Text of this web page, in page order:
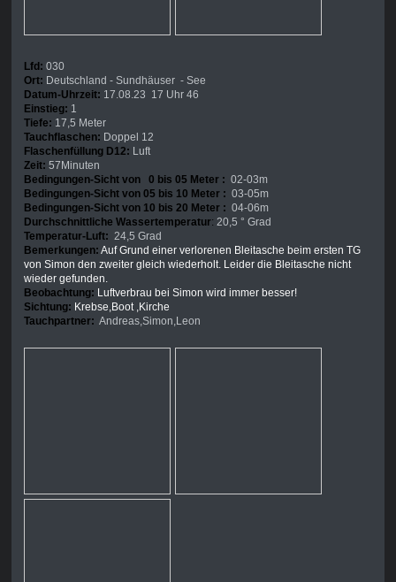
Lfd: 030
Ort: Deutschland - Sundhäuser - See
Datum-Uhrzeit: 17.08.23 17 Uhr 46
Einstieg: 1
Tiefe: 17,5 Meter
Tauchflaschen: Doppel 12
Flaschenfüllung D12: Luft
Zeit: 57Minuten
Bedingungen-Sicht von 0 bis 05 Meter : 02-03m
Bedingungen-Sicht von 05 bis 10 Meter : 03-05m
Bedingungen-Sicht von 10 bis 20 Meter : 04-06m
Durchschnittliche Wassertemperatur: 20,5 ° Grad
Temperatur-Luft: 24,5 Grad
Bemerkungen: Auf Grund einer verlorenen Bleitasche beim ersten TG
von Simon den zweiter gleich wiederholt. Leider die Bleitasche nicht
wieder gefunden.
Beobachtung: Luftverbrau bei Simon wird immer besser!
Sichtung: Krebse,Boot ,Kirche
Tauchpartner: Andreas,Simon,Leon